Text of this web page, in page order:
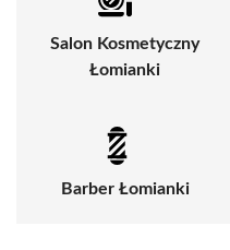
Salon Kosmetyczny
Łomianki
Barber Łomianki